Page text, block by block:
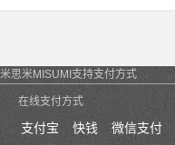
米思米MISUMI支持支付方式
在线支付方式
支付宝 快钱 微信支付